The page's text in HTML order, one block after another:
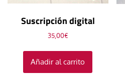
Suscripción digital
35,00€
Añadir al carrito